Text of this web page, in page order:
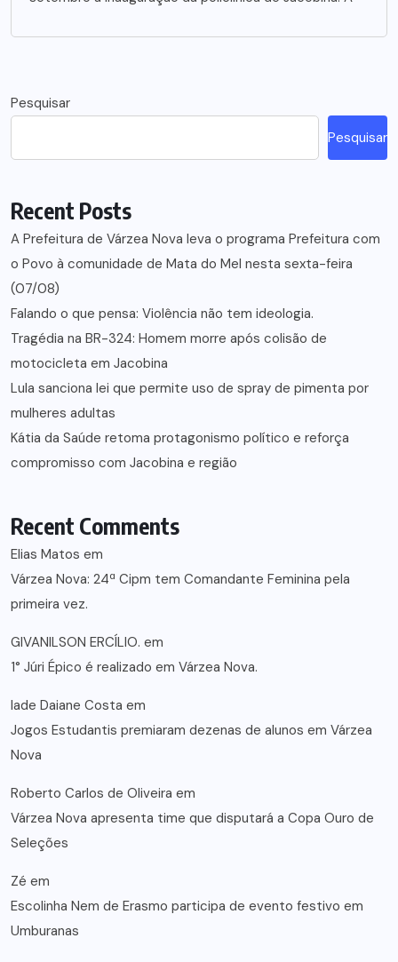
Pesquisar
Pesquisar
Recent Posts
A Prefeitura de Várzea Nova leva o programa Prefeitura com
o Povo à comunidade de Mata do Mel nesta sexta-feira
(07/08)
Falando o que pensa: Violência não tem ideologia.
Tragédia na BR-324: Homem morre após colisão de
motocicleta em Jacobina
Lula sanciona lei que permite uso de spray de pimenta por
mulheres adultas
Kátia da Saúde retoma protagonismo político e reforça
compromisso com Jacobina e região
Recent Comments
Elias Matos em
Várzea Nova: 24ª Cipm tem Comandante Feminina pela
primeira vez.
GIVANILSON ERCÍLIO. em
1° Júri Épico é realizado em Várzea Nova.
lade Daiane Costa em
Jogos Estudantis premiaram dezenas de alunos em Várzea
Nova
Roberto Carlos de Oliveira em
Várzea Nova apresenta time que disputará a Copa Ouro de
Seleções
Zé em
Escolinha Nem de Erasmo participa de evento festivo em
Umburanas